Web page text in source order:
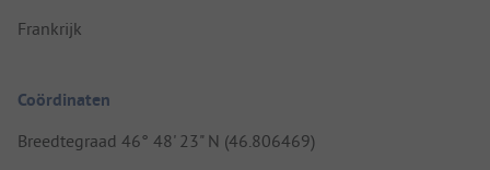
Frankrijk
Coördinaten
Breedtegraad 46° 48' 23" N (46.806469)